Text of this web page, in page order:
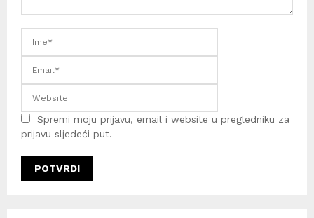
Spremi moju prijavu, email i website u pregledniku za
prijavu sljedeći put.